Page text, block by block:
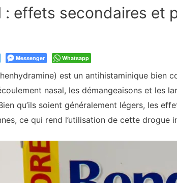
: effets secondaires et
Messenger Whatsapp
est un antihistaminique bien
nasal, les démangeaisons et les
qu’ils soient généralement légers, les
ce qui rend l’utilisation de cette drogue